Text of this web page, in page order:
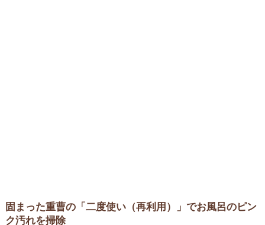
固まった重曹の「二度使い（再利用）」でお風呂のピン
ク汚れを掃除